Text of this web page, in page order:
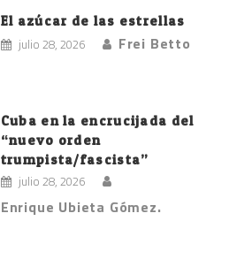
El azúcar de las estrellas
julio 28, 2026 Frei Betto
Cuba en la encrucijada del
“nuevo orden
trumpista/fascista”
julio 28, 2026
Enrique Ubieta Gómez.